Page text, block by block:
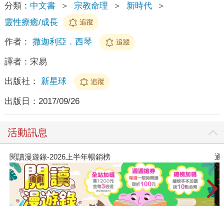
分類： 中文書 ＞ 宗教命理 ＞ 新時代
＞
靈性療癒/成長
追蹤
作者： 撒迦利亞．西琴 追蹤
譯者： 宋易
出版社： 新星球 追蹤
出版日： 2017/09/26
活動訊息
閱讀漫遊錄-2026上半年暢銷榜 通